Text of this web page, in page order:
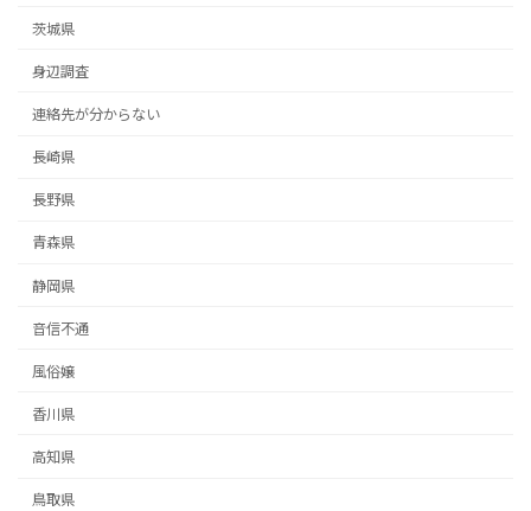
茨城県
身辺調査
連絡先が分からない
長崎県
長野県
青森県
静岡県
音信不通
風俗嬢
香川県
高知県
鳥取県